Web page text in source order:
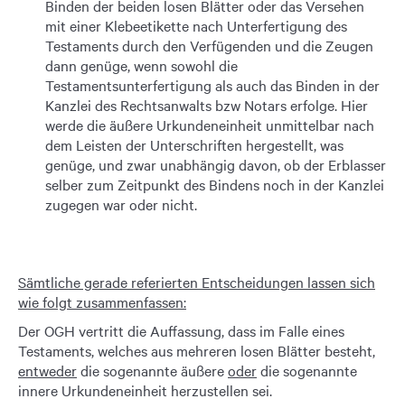
Binden der beiden losen Blätter oder das Versehen
mit einer Klebeetikette nach Unterfertigung des
Testaments durch den Verfügenden und die Zeugen
dann genüge, wenn sowohl die
Testamentsunterfertigung als auch das Binden in der
Kanzlei des Rechtsanwalts bzw Notars erfolge. Hier
werde die äußere Urkundeneinheit unmittelbar nach
dem Leisten der Unterschriften hergestellt, was
genüge, und zwar unabhängig davon, ob der Erblasser
selber zum Zeitpunkt des Bindens noch in der Kanzlei
zugegen war oder nicht.
Sämtliche gerade referierten Entscheidungen lassen sich
wie folgt zusammenfassen:
Der OGH vertritt die Auffassung, dass im Falle eines
Testaments, welches aus mehreren losen Blätter besteht,
entwederdie sogenannte äußereoderdie sogenannte
innere Urkundeneinheit herzustellen sei.